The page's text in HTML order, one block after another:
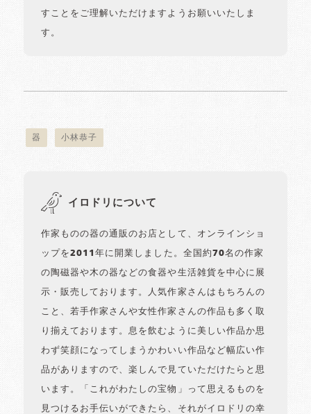
すことをご理解いただけますようお願いいたしま
す。
器 小林恭子
イロドリについて
作家ものの器の通販のお店として、オンラインショ
ップを2011年に開業しました。全国約70名の作家
の陶磁器や木の器などの食器や生活雑貨を中心に展
示・販売しております。人気作家さんはもちろんの
こと、若手作家さんや女性作家さんの作品も多く取
り揃えております。息を飲むように美しい作品か思
わず笑顔になってしまうかわいい作品など幅広い作
品がありますので、楽しんで見ていただけたらと思
います。「これがわたしの宝物」って思えるものを
見つけるお手伝いができたら、それがイロドリの幸